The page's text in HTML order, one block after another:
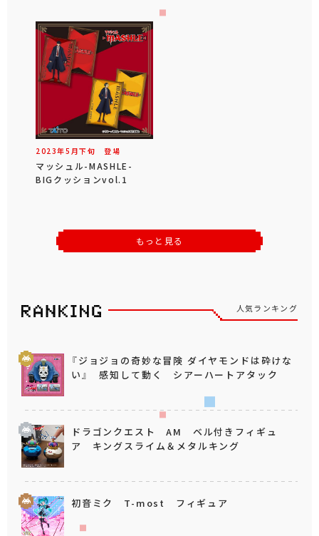
2023年5 月下旬 登場
マッシュル-MASHLE-
BIGクッションvol.1
もっと見る
人気ランキング
『ジョジョの奇妙な冒険 ダイヤモンドは砕けな
い』 感知して動く シアーハートアタック
ドラゴンクエスト AM ベル付きフィギュ
ア キングスライム＆メタルキング
初音ミク T-most フィギュア